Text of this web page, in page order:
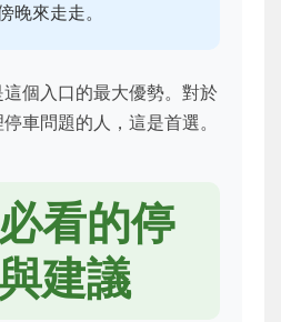
晚來走走。
個入口的最大優勢。對於
車問題的人，這是首選。
看的停
建議